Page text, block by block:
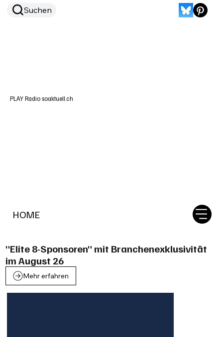
HOME
Suchen
PLAY Radio soaktuell.ch
"Elite 8-Sponsoren" mit Branchenexklusivität
im August 26
Mehr erfahren